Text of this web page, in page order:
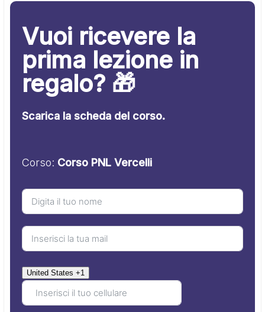
Vuoi ricevere la
prima lezione in
regalo? 🎁
Scarica la scheda del corso.
Corso: Corso PNL Vercelli
United States +1